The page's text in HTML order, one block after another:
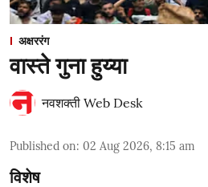
अक्षररंग
वास्ते गुना हुय्या
नवशक्ती Web Desk
Published on: 02 Aug 2026, 8:15 am
विशेष